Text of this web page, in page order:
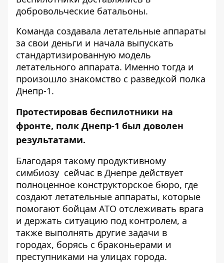
добровольческие батальоны.
Команда создавала летательные аппараты
за свои деньги и начала выпускать
стандартизированную модель
летательного аппарата. Именно тогда и
произошло знакомство с разведкой полка
Днепр-1.
Протестировав беспилотники на
фронте, полк Днепр-1 был доволен
результатами.
Благодаря такому продуктивному
симбиозу сейчас в Днепре действует
полноценное конструкторское бюро, где
создают летательные аппараты, которые
помогают бойцам АТО отслеживать врага
и держать ситуацию под контролем, а
также выполнять другие задачи в
городах, борясь с браконьерами и
преступниками на улицах города.